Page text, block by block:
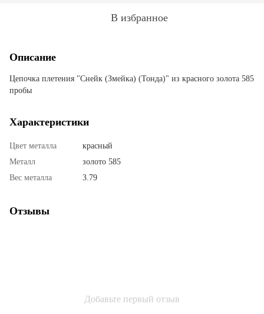
В избранное
Описание
Цепочка плетения "Снейк (Змейка) (Тонда)" из красного золота 585
пробы
Характеристики
Цвет металла
красный
Металл
золото 585
Вес металла
3.79
Отзывы
Добавьте первый отзыв